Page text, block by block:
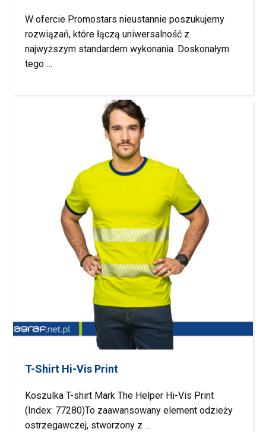
W ofercie Promostars nieustannie poszukujemy
rozwiązań, które łączą uniwersalność z
najwyższym standardem wykonania. Doskonałym
tego …
T-Shirt Hi-Vis Print
Koszulka T-shirt Mark The Helper Hi-Vis Print
(Index: 77280)To zaawansowany element odzieży
ostrzegawczej, stworzony z …